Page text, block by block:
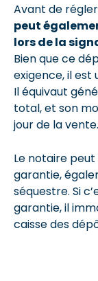
Avant de
peut
lors de la
Bien que ce
exigence, il
Il équivaut
total, et son
jour de la vente.
Le notaire
garantie,
séquestre. Si
garantie, il
caisse des